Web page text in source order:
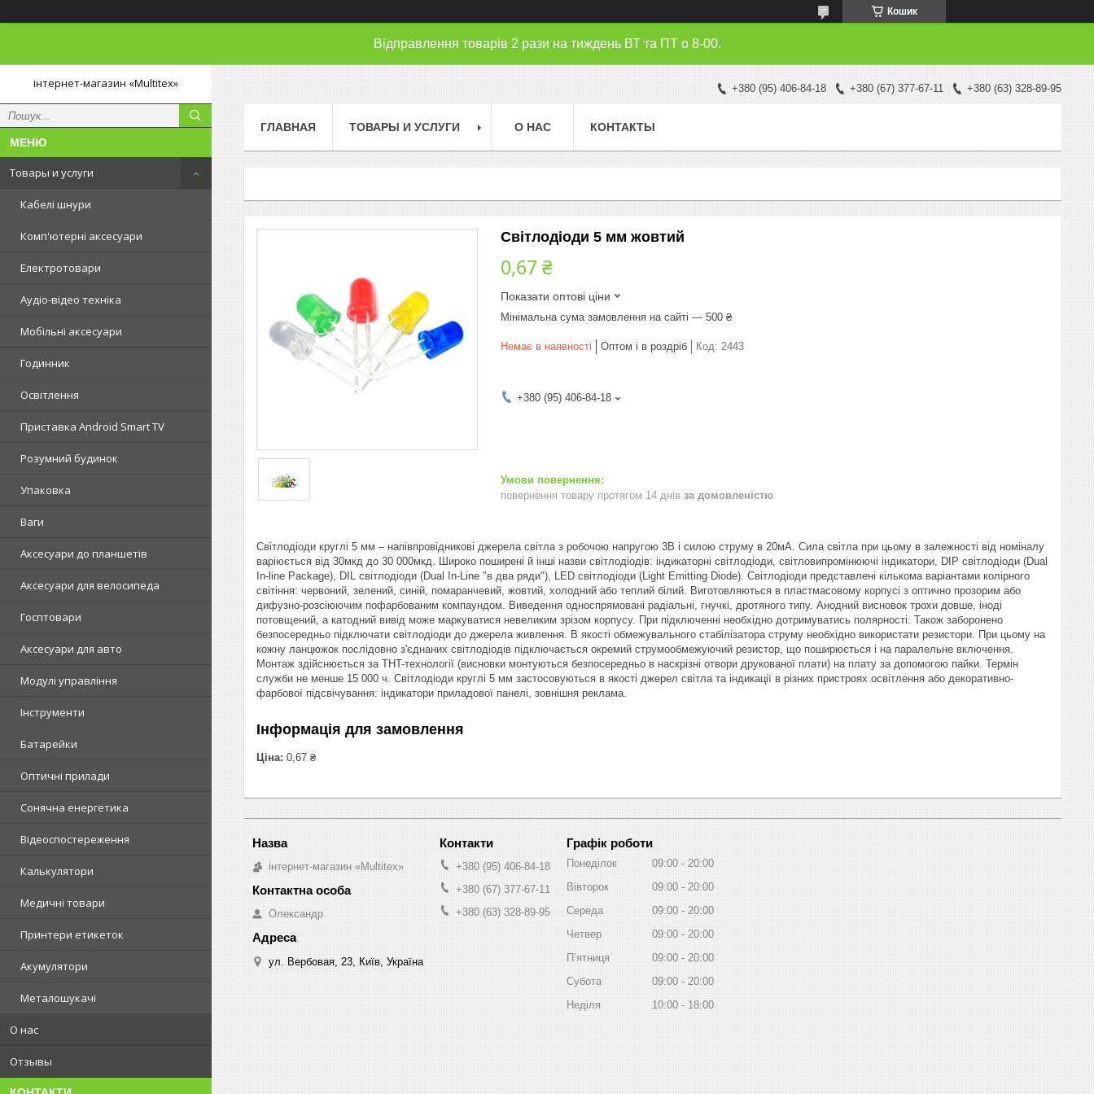
Кошик
Відправлення товарів 2 рази на тиждень ВТ та ПТ о 8-00.
інтернет-магазин «Multitex»
Товары и услуги
Кабелі шнури
Комп'ютерні аксесуари
Електротовари
Аудіо-відео техніка
Мобільні аксесуари
Годинник
Освітлення
Приставка Android Smart TV
Розумний будинок
Упаковка
Ваги
Аксесуари до планшетів
Аксесуари для велосипеда
Госптовари
Аксесуари для авто
Модулі управління
Інструменти
Батарейки
Оптичні прилади
Сонячна енергетика
Відеоспостереження
Калькулятори
Медичні товари
Принтери етикеток
Акумулятори
Металошукачі
О нас
Отзывы
+380 (95) 406-84-18 +380 (67) 377-67-11 +380 (63) 328-89-95
ГЛАВНАЯ ТОВАРЫ И УСЛУГИ О НАС КОНТАКТЫ
Світлодіоди 5 мм жовтий
0,67 ₴
Показати оптові ціни
Мінімальна сума замовлення на сайті — 500 ₴
Немає в наявності Оптом і в роздріб Код: 2443
+380 (95) 406-84-18
повернення товару протягом 14 днів за домовленістю
Світлодіоди круглі 5 мм – напівпровідникові джерела світла з робочою напругою 3В і силою струму в 20мА. Сила світла при цьому в залежності від номіналу
варіюється від 30мкд до 30 000мкд. Широко поширені й інші назви світлодіодів: індикаторні світлодіоди, світловипромінюючі індикатори, DIP світлодіоди (Dual
In-line Package), DIL світлодіоди (Dual In-Line "в два ряди"), LED світлодіоди (Light Emitting Diode). Світлодіоди представлені кількома варіантами колірного
світіння: червоний, зелений, синій, помаранчевий, жовтий, холодний або теплий білий. Виготовляються в пластмасовому корпусі з оптично прозорим або
дифузно-розсіюючим пофарбованим компаундом. Виведення односпрямовані радіальні, гнучкі, дротяного типу. Анодний висновок трохи довше, іноді
потовщений, а катодний вивід може маркуватися невеликим зрізом корпусу. При підключенні необхідно дотримуватись полярності. Також заборонено
безпосередньо підключати світлодіоди до джерела живлення. В якості обмежувального стабілізатора струму необхідно використати резистори. При цьому на
кожну ланцюжок послідовно з'єднаних світлодіодів підключається окремий струмообмежуючий резистор, що поширюється і на паралельне включення.
Монтаж здійснюється за THT-технології (висновки монтуються безпосередньо в наскрізні отвори друкованої плати) на плату за допомогою пайки. Термін
служби не менше 15 000 ч. Світлодіоди круглі 5 мм застосовуються в якості джерел світла та індикації в різних пристроях освітлення або декоративно-
фарбової підсвічування: індикатори приладової панелі, зовнішня реклама.
Інформація для замовлення
Ціна: 0,67 ₴
інтернет-магазин «Multitex»
Олександр
ул. Вербовая, 23, Київ, Україна
+380 (95) 406-84-18
+380 (67) 377-67-11
+380 (63) 328-89-95
Графік роботи
Понеділок 09:00
20:00
Вівторок
09:00
20:00
Середа
09:00
20:00
Четвер
09:00
20:00
Пʼятниця
09:00
20:00
Субота
09:00
20:00
Неділя
10:00 18:00